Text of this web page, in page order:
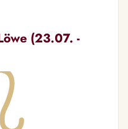
(23.07. -